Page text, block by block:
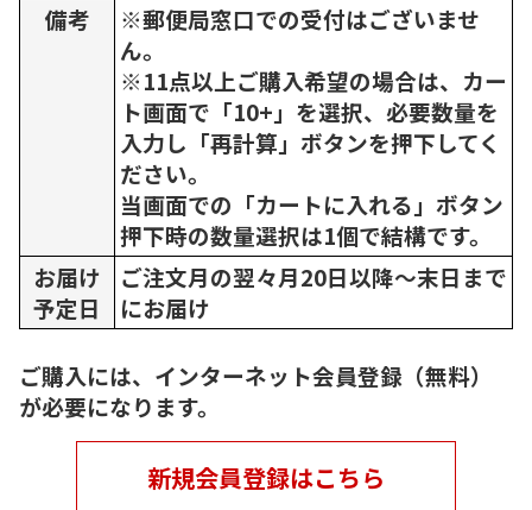
備考
※郵便局窓口での受付はございませ
ん。
※11点以上ご購入希望の場合は、カー
ト画面で「10+」を選択、必要数量を
入力し「再計算」ボタンを押下してく
ださい。
当画面での「カートに入れる」ボタン
押下時の数量選択は1個で結構です。
お届け
予定日
ご注文月の翌々月20日以降～末日まで
にお届け
ご購入には、インターネット会員登録（無料）
が必要になります。
新規会員登録はこちら